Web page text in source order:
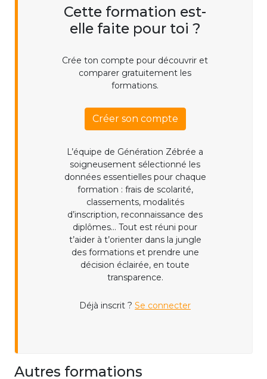
Cette formation est-
elle faite pour toi ?
Crée ton compte pour découvrir et
comparer gratuitement les
formations.
Créer son compte
L’équipe de Génération Zébrée a
soigneusement sélectionné les
données essentielles pour chaque
formation : frais de scolarité,
classements, modalités
d’inscription, reconnaissance des
diplômes... Tout est réuni pour
t’aider à t’orienter dans la jungle
des formations et prendre une
décision éclairée, en toute
transparence.
Déjà inscrit ? Se connecter
Autres formations